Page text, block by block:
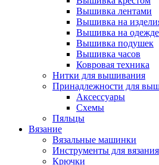
Вышивка лентами
Вышивка на
Вышивка на одежде
Вышивка подушек
Вышивка часов
Ковровая техника
Нитки для вышивания
Принадлежности для
Аксессуары
Схемы
Пяльцы
Вязание
Вязальные машинки
Инструменты для вязания
Крючки